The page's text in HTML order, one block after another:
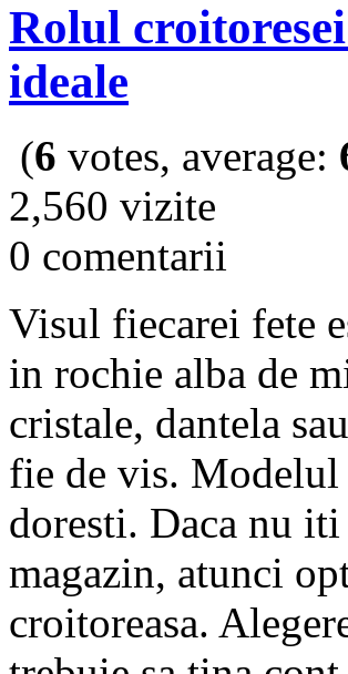
Rolul
ideale
(6 votes, average:
2,560 vizite
0 comentarii
Visul fiecarei fete
in rochie alba de
cristale, dantela
fie de vis.
doresti. Daca nu
magazin, atunci
croitoreasa.